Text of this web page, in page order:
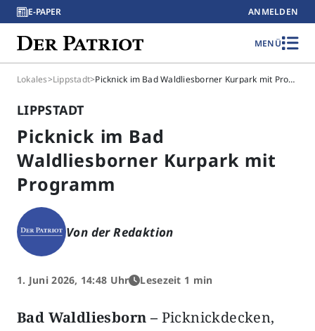
E-PAPER ANMELDEN
MENÜ
Lokales>Lippstadt> Picknick im Bad Waldliesborner Kurpark mit Programm
LIPPSTADT
Picknick im Bad
Waldliesborner Kurpark mit
Programm
Von der Redaktion
1. Juni 2026, 14:48 Uhr Lesezeit 1 min
Bad Waldliesborn – Picknickdecken,